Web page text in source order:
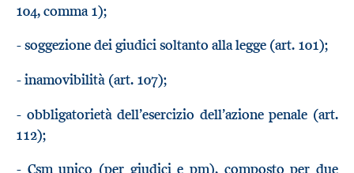
104, comma 1);
- soggezione dei giudici soltanto alla legge (art. 101);
- inamovibilità (art. 107);
- obbligatorietà dell’esercizio dell’azione penale (art.
112);
- Csm unico (per giudici e pm), composto per due